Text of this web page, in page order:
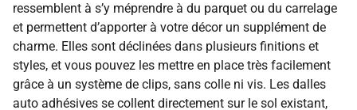
ressemblent à s’y méprendre à du parquet ou du carrelage
et permettent d’apporter à votre décor un supplément de
charme. Elles sont déclinées dans plusieurs finitions et
styles, et vous pouvez les mettre en place très facilement
grâce à un système de clips, sans colle ni vis. Les dalles
auto adhésives se collent directement sur le sol existant,